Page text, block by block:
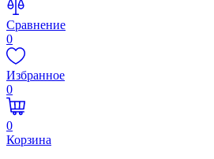
Сравнение
0
Избранное
0
0
Корзина